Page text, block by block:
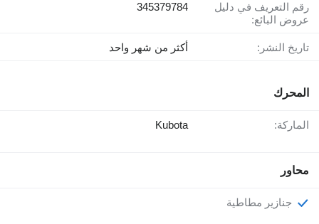
رقم التعريف في دليل
عروض البائع:
345379784
تاريخ النشر: أكثر من شهر واحد
المحرك
الماركة: Kubota
محاور
جنازير مطاطية